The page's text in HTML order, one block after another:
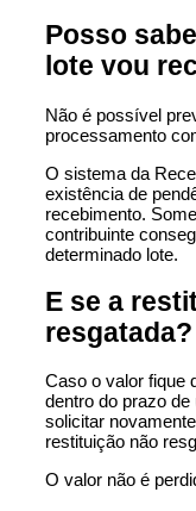
Posso
lote vou
Não é possível
processamento
O sistema da
existência de
recebimento.
contribuinte
determinado lote.
E se a
resgatada?
Caso o valor fique
dentro do prazo
solicitar
restituição não
O valor não é